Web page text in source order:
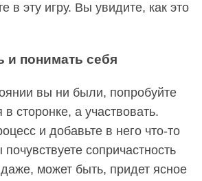
в эту игру. Вы увидите, как это
и понимать себя
вы ни были, попробуйте
в сторонке, а участвовать.
и добавьте в него что-то
сопричастность
может быть, придет ясное